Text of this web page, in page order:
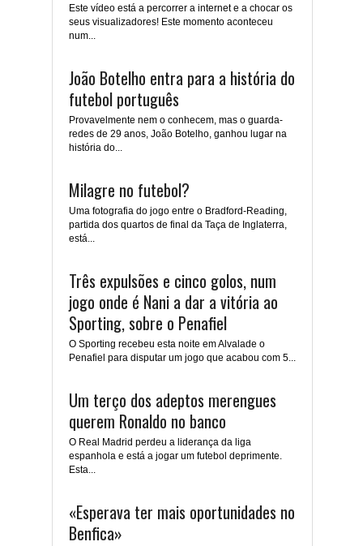
Este vídeo está a percorrer a internet e a chocar os
seus visualizadores! Este momento aconteceu
num...
João Botelho entra para a história do
futebol português
Provavelmente nem o conhecem, mas o guarda-
redes de 29 anos, João Botelho, ganhou lugar na
história do...
Milagre no futebol?
Uma fotografia do jogo entre o Bradford-Reading,
partida dos quartos de final da Taça de Inglaterra,
está...
Três expulsões e cinco golos, num
jogo onde é Nani a dar a vitória ao
Sporting, sobre o Penafiel
O Sporting recebeu esta noite em Alvalade o
Penafiel para disputar um jogo que acabou com 5...
Um terço dos adeptos merengues
querem Ronaldo no banco
O Real Madrid perdeu a liderança da liga
espanhola e está a jogar um futebol deprimente.
Esta...
«Esperava ter mais oportunidades no
Benfica»